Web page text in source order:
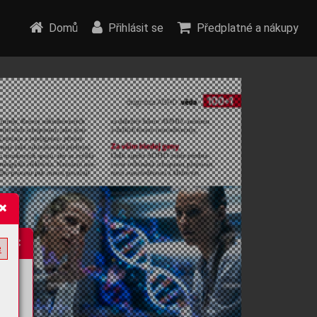
Domů Přihlásit se Předplatné a nákupy